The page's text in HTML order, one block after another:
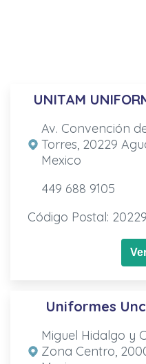
UNITAM
Av. Convención de
Torres, 20229
Mexico
449 688 9105
Código Postal: 20229
Uniformes
Miguel Hidalgo y
Zona Centro,